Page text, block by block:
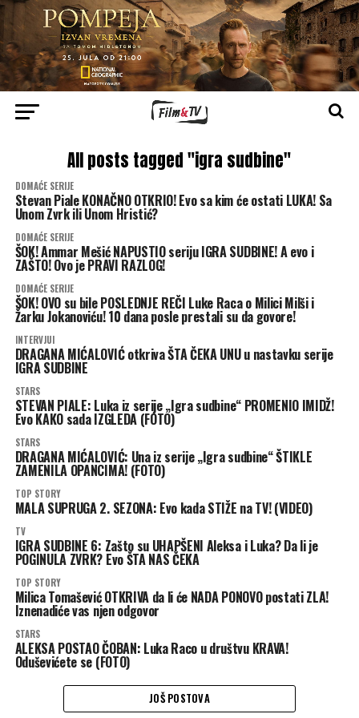
All posts tagged "igra sudbine"
DOMAĆE SERIJE
Stevan Piale KONAČNO OTKRIO! Evo sa kim će ostati LUKA! Sa
Unom Zvrk ili Unom Hristić?
DOMAĆE SERIJE
ŠOK! Ammar Mešić NAPUSTIO seriju IGRA SUDBINE! A evo i
ZAŠTO! Ovo je PRAVI RAZLOG!
DOMAĆE SERIJE
ŠOK! OVO su bile POSLEDNJE REČI Luke Raca o Milici Milši i
Žarku Jokanoviću! 10 dana posle prestali su da govore!
INTERVJUI
DRAGANA MIĆALOVIĆ otkriva ŠTA ČEKA UNU u nastavku serije
IGRA SUDBINE
STARS
STEVAN PIALE: Luka iz serije „Igra sudbine“ PROMENIO IMIDŽ!
Evo KAKO sada IZGLEDA (FOTO)
STARS
DRAGANA MIĆALOVIĆ: Una iz serije „Igra sudbine“ ŠTIKLE
ZAMENILA OPANCIMA! (FOTO)
TOP STORY
MALA SUPRUGA 2. SEZONA: Evo kada STIŽE na TV! (VIDEO)
TV
IGRA SUDBINE 6: Zašto su UHAPŠENI Aleksa i Luka? Da li je
POGINULA ZVRK? Evo ŠTA NAS ČEKA
TOP STORY
Milica Tomašević OTKRIVA da li će NADA PONOVO postati ZLA!
Iznenadiće vas njen odgovor
STARS
ALEKSA POSTAO ČOBAN: Luka Raco u društvu KRAVA!
Oduševićete se (FOTO)
JOŠ POSTOVA